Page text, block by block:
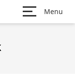
Menu